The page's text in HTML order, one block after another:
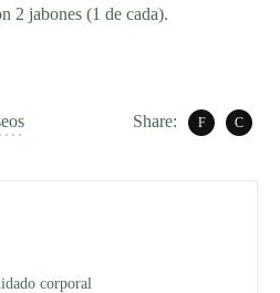
2 jabones (1 de cada).
Share:
corporal